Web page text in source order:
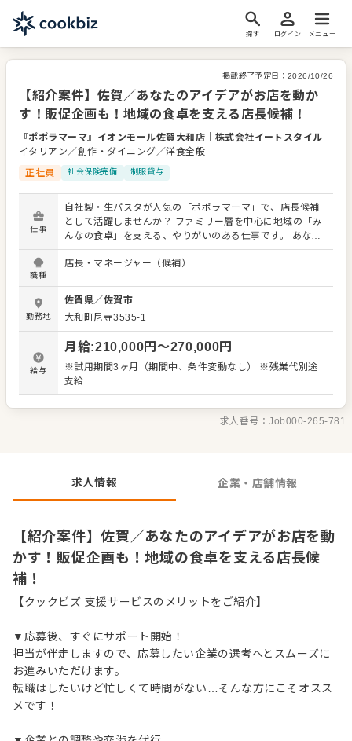
探す ログイン メニュー
掲載終了予定日： 2026/10/26
【紹介案件】佐賀／あなたのアイデアがお店を動か
す！販促企画も！地域の食卓を支える店長候補！
『ポポラマーマ』イオンモール佐賀大和店
株式会社イートスタイル
イタリアン／創作・ダイニング／洋食全般
正社員
社会保険完備 制服貸与
仕事
自社製・生パスタが人気の「ポポラマーマ」で、店長候補
として活躍しませんか？ ファミリー層を中心に地域の「み
んなの食卓」を支える、やりがいのある仕事です。 あなた
には、店舗運営管理全般をお任せします。具体的には、ス
タッフの育成・シフト管理、売上や経費の管理、接客品質
づくり」が大きな柱となります。 マニュアルやOJTが整っ
ており、異業種・飲食未経験の方も安心。接客・調理を経
験しながら店舗運営の全体像を理解し、段階的に店長へと
ステップアップできます。商業施設内の店舗が中心なの
で、施設イベントやシーズンごとの販促企画に関わり、あ
なたのアイデアを活かせます。 ＜おすすめポイント＞ 段階
的に店長へのキャリアアップが目指せます。販促企画にも
職種
店長・マネージャー（候補）
勤務地
佐賀県／佐賀市
大和町尼寺3535-1
給与
月給:210,000円〜270,000円
※試用期間3ヶ月（期間中、条件変動なし） ※残業代別途
支給
求人番号：Job000-265-781
求人情報 企業・店舗情報
【紹介案件】佐賀／あなたのアイデアがお店を動
かす！販促企画も！地域の食卓を支える店長候
補！
【クックビズ 支援サービスのメリットをご紹介】
▼応募後、すぐにサポート開始！
担当が伴走しますので、応募したい企業の選考へとスムーズに
お進みいただけます。
転職はしたいけど忙しくて時間がない…そんな方にこそオスス
メです！